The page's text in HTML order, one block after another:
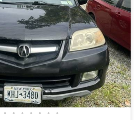
• • • • • • •